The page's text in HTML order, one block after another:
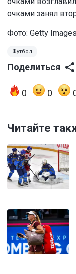
очками занял
Фото: Getty Images
Футбол
Поделиться
0 0
Читайте